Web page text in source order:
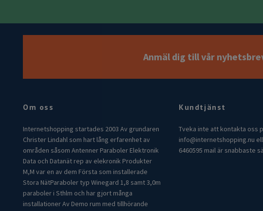
Anmäl dig till vår
Om oss
Internetshopping startades 2003 Av grundaren
Christer Lindahl som hart lång erfarenhet av
områden såsom Antenner Paraboler Elektronik
Data och Datanät rep av elekronik Produkter
M,M var en av dem Första som installerade
Stora NätParaboler typ Winegard 1,8 samt 3,0m
paraboler i Sthlm och har gjort många
installationer Av Demo rum med tillhörande
Kundtjänst
Tveka inte att kontakta oss
info@internetshopping.nu
6460595 mail är snabbaste